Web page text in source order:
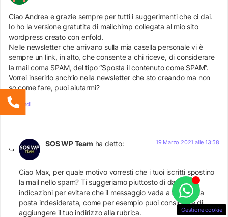
Ciao Andrea e grazie sempre per tutti i suggerimenti che ci dai.
Io ho la versione gratutita di mailchimp collegata al mio sito
wordpress creato con enfold.
Nelle newsletter che arrivano sulla mia casella personale vi è
sempre un link, in alto, che consente a chi riceve, di considerare
la mail coma SPAM, del tipo “Sposta il contenuto come SPAM”.
Vorrei inserirlo anch’io nella newsletter che sto creando ma non
so come fare, puoi aiutarmi?
Rispondi
SOS WP Team ha detto: 19 Marzo 2021 alle 13:58
Ciao Max, per quale motivo vorresti che i tuoi iscritti spostino
la mail nello spam? Ti suggeriamo piuttosto di dare delle
indicazioni per evitare che il messaggio vada a finire nella
posta indesiderata, come per esempio puoi consigliare di
aggiungere il tuo indirizzo alla rubrica.
Gestione cookie